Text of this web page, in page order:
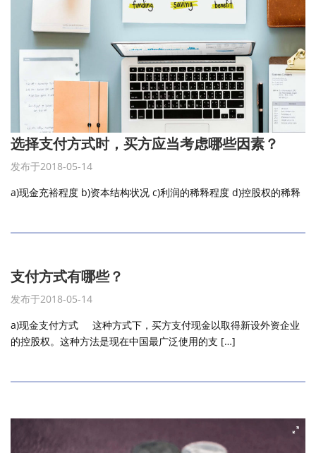
选择支付方式时，买方应当考虑哪些因素？
发布于2018-05-14
a)现金充裕程度 b)资本结构状况 c)利润的稀释程度 d)控股权的稀释
支付方式有哪些？
发布于2018-05-14
a)现金支付方式 这种方式下，买方支付现金以取得新设外资企业
的控股权。这种方法是现在中国最广泛使用的支 […]